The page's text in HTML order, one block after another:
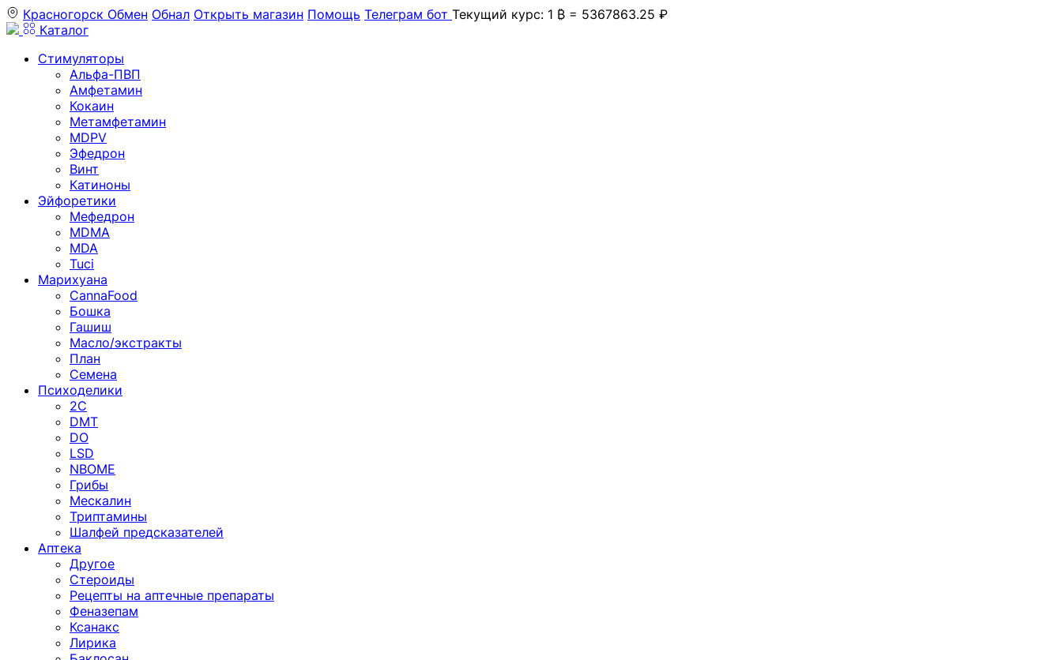
Красногорск Обмен Обнал Открыть магазин Помощь Телеграм бот Текущий курс: 1 ₿ = 5367863.25 ₽
Каталог
Стимуляторы
Альфа-ПВП
Амфетамин
Кокаин
Метамфетамин
MDPV
Эфедрон
Винт
Катиноны
Эйфоретики
Мефедрон
MDMA
MDA
Tuci
Марихуана
CannaFood
Бошка
Гашиш
Масло/экстракты
План
Семена
Психоделики
2C
DMT
DO
LSD
NBOME
Грибы
Мескалин
Триптамины
Шалфей предсказателей
Аптека
Другое
Стероиды
Рецепты на аптечные препараты
Феназепам
Ксанакс
Лирика